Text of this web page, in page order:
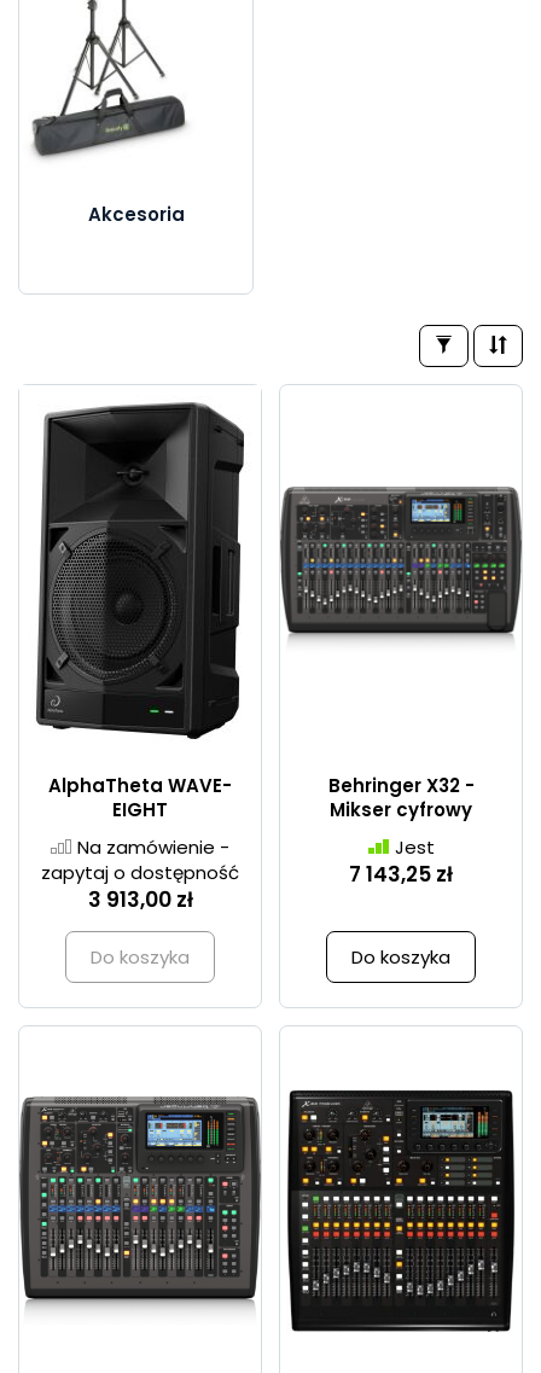
Akcesoria
AlphaTheta WAVE-
EIGHT
Na zamówienie -
zapytaj o dostępność
3 913,00 zł
Do koszyka
Behringer X32 -
Mikser cyfrowy
Jest
7 143,25 zł
Do koszyka